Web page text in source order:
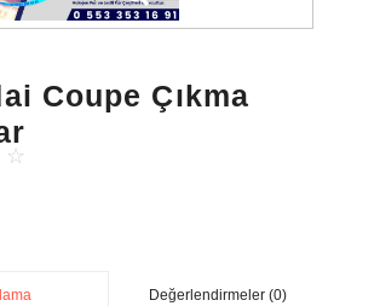
Coupe Çıkma
☆
Değerlendirmeler (0)